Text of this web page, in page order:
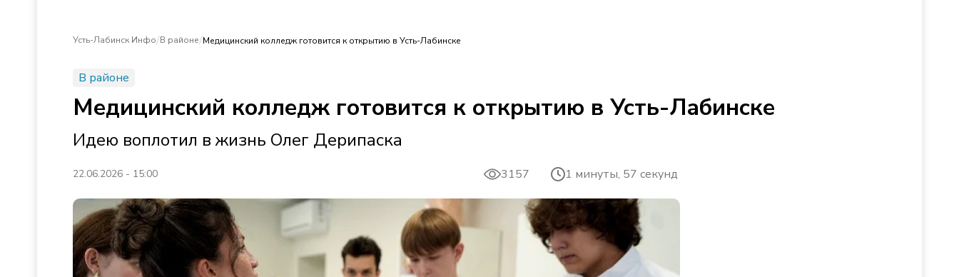
Усть-Лабинск Инфо/В районе/Медицинский колледж готовится к открытию в Усть-Лабинске
В районе
Медицинский колледж готовится к открытию в Усть-Лабинске
Идею воплотил в жизнь Олег Дерипаска
22.06.2026 - 15:00 3157 1 минуты, 57 секунд